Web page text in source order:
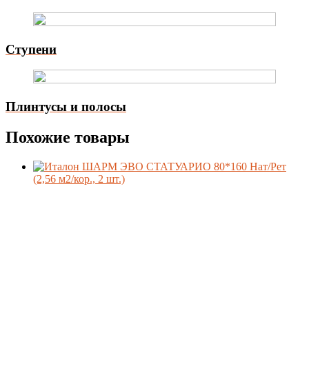
Ступени
Плинтусы и полосы
Похожие товары